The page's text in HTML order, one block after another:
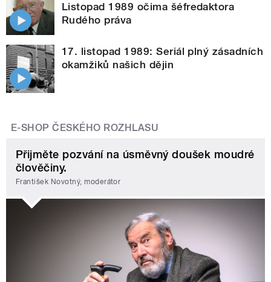
Listopad 1989 očima šéfredaktora
Rudého práva
17. listopad 1989: Seriál plný zásadních
okamžiků našich dějin
E-SHOP ČESKÉHO ROZHLASU
Přijměte pozvání na úsměvný doušek moudré
člověčiny.
František Novotný, moderátor